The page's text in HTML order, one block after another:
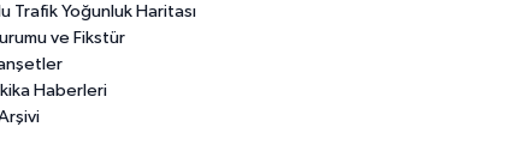
Trafik Yoğunluk Haritası
ve Fikstür
Haberleri